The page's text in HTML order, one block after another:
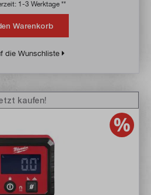
1-3 Werktage **
Warenkorb
die Wunschliste
kaufen!